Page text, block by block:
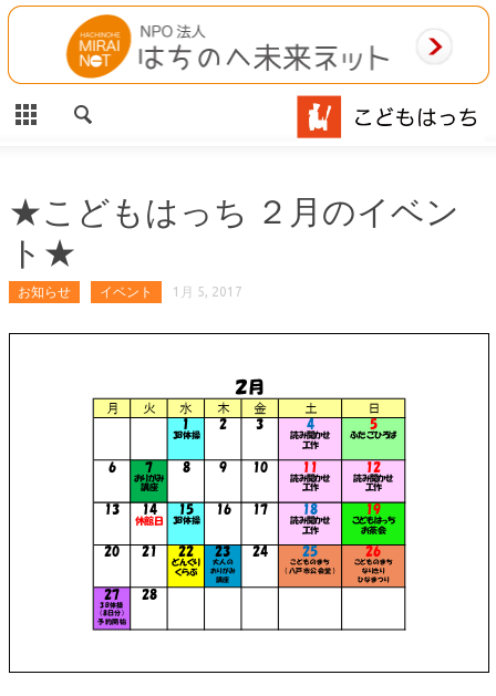
CLOSE
HOME
相談事業
MAP
★こどもはっち ２月のイベン
ト★
お知らせ イベント 1月 5, 2017